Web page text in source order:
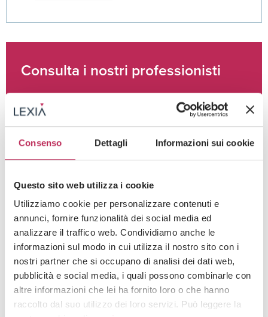
Consenso Dettagli Informazioni sui cookie
Questo sito web utilizza i cookie
Utilizziamo cookie per personalizzare contenuti e
annunci, fornire funzionalità dei social media ed
analizzare il traffico web. Condividiamo anche le
informazioni sul modo in cui utilizza il nostro sito con i
nostri partner che si occupano di analisi dei dati web,
pubblicità e social media, i quali possono combinarle con
altre informazioni che lei ha fornito loro o che hanno
raccolto dal suo utilizzo dei loro servizi. Può leggere la
Consulta i nostri professionisti
Chiamaci ora
(+39) 02 3663 8610
Invia una richiesta
Scrivici